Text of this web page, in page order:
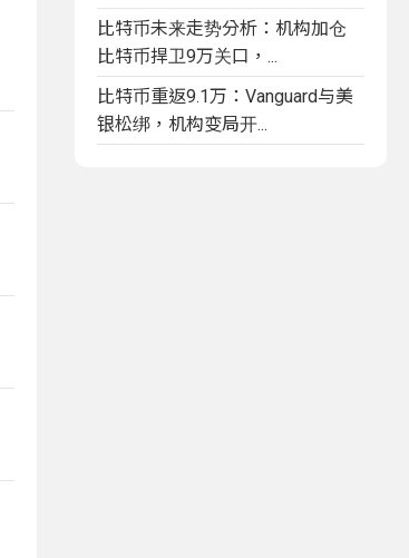
比特币未来走势分析：机构加仓
比特币捍卫9万关口，...
比特币重返9.1万：Vanguard与美
银松绑，机构变局开...